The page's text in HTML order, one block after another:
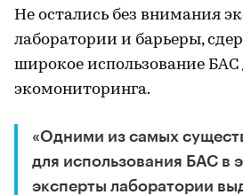
Не остались без внимания
лаборатории и барьеры,
широкое использование БАС
экомониторинга.
«Одними из самых
для использования БАС в
эксперты лаборатории